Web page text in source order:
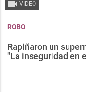
VIDEO
ROBO
Rapiñaron un
"La inseguridad en